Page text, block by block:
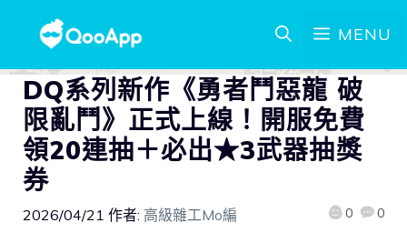
MENU
DQ系列新作《勇者鬥惡龍 破
限亂鬥》正式上線！開服免費
領20連抽＋必出★3武器抽獎
券
2026/04/21 作者: 高級雜工Mo編 0 0